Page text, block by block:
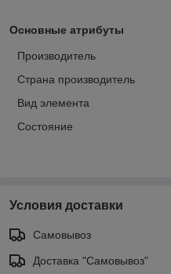
Основные атрибуты
Производитель
Страна производитель
Вид элемента
Состояние
Условия доставки
Самовывоз
Доставка "Самовывоз"